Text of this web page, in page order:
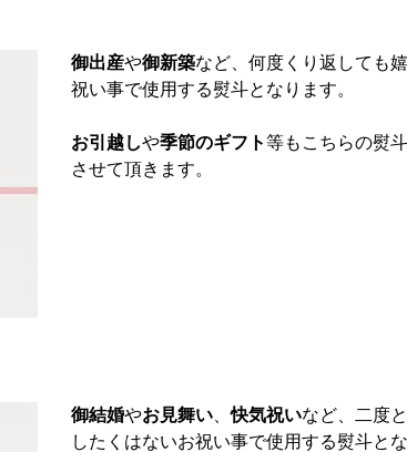
御出産や御新築など、何度くり返しても
祝い事で使用する熨斗となります。
お引越しや季節のギフト等もこちらの熨
させて頂きます。
御結婚やお見舞い 、快気祝いなど、二度
したくはないお祝い事で使用する熨斗と